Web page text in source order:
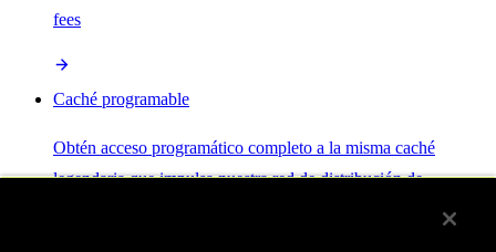
fees
Caché programable
Obtén acceso programático completo a la misma caché
legendaria que impulsa nuestra red de distribución de